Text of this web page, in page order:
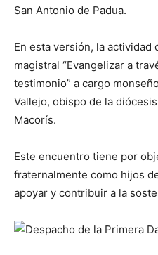
San Antonio de Padua.
En esta versión, la
magistral “Evangelizar a
testimonio” a cargo
Vallejo, obispo de la
Macorís.
Este encuentro tiene por
fraternalmente como hijos
apoyar y contribuir a la